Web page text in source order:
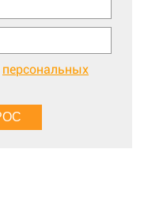
персональных